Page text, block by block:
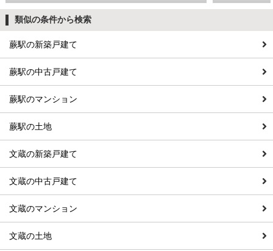
類似の条件から検索
蕨駅の新築戸建て
蕨駅の中古戸建て
蕨駅のマンション
蕨駅の土地
文蔵の新築戸建て
文蔵の中古戸建て
文蔵のマンション
文蔵の土地